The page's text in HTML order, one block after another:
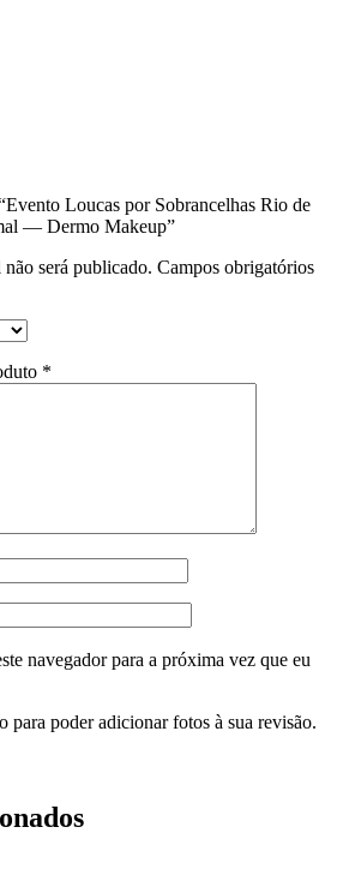
Loucas por Sobrancelhas Rio de
— Dermo Makeup”
será publicado. Campos obrigatórios
*
navegador para a próxima vez que eu
para poder adicionar fotos à sua revisão.